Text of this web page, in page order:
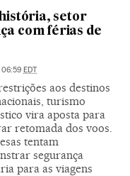
setor
com férias de
06:59 EDT
aos destinos
turismo
vira aposta para
retomada dos voos.
tentam
segurança
para as viagens